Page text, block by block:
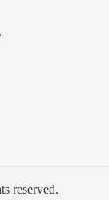
reserved.